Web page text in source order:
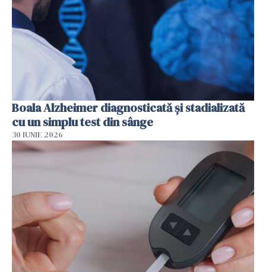
Boala Alzheimer diagnosticată și stadializată
cu un simplu test din sânge
30 IUNIE 2026